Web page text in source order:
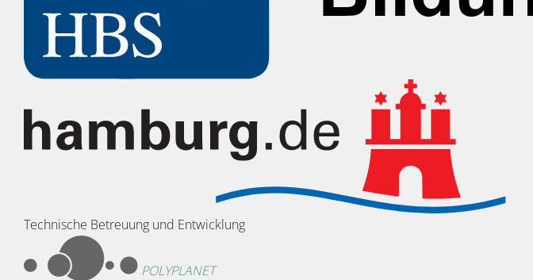
Technische Betreuung und Entwicklung
POLYPLANET